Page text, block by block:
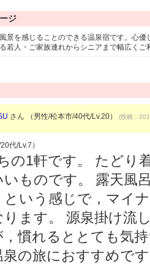
ジ
景を感じることのできる温泉宿です。心
若人・ご家族連れからシニアまで幅広くご
さん （男性/松本市/40代/Lv.20） (投稿：
代/Lv.7）
の1軒です。 たどり
ものです。 露天風
いう感じで，マイ
ます。 源泉掛け流
慣れるととても気
泉の旅におすすめで